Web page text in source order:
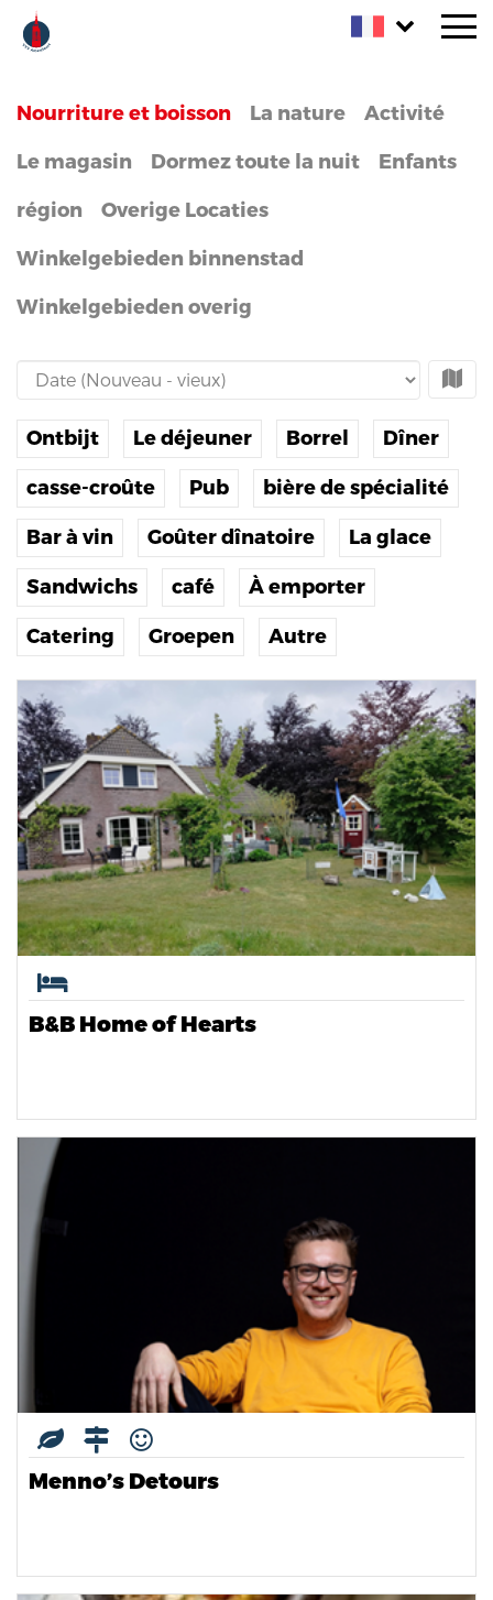
Home
Nourriture et boisson La nature
Activité
Le magasin
Dormez toute la nuit
Enfants
région
Overige Locaties
Winkelgebieden binnenstad
Winkelgebieden overig
Ontbijt Le déjeuner Borrel
Dîner
casse-croûte
Pub
bière de spécialité
Bar à vin
Goûter dînatoire
La glace
Sandwichs
café
À emporter
Catering
Groepen Autre
B&B Home of Hearts
Menno’s Detours